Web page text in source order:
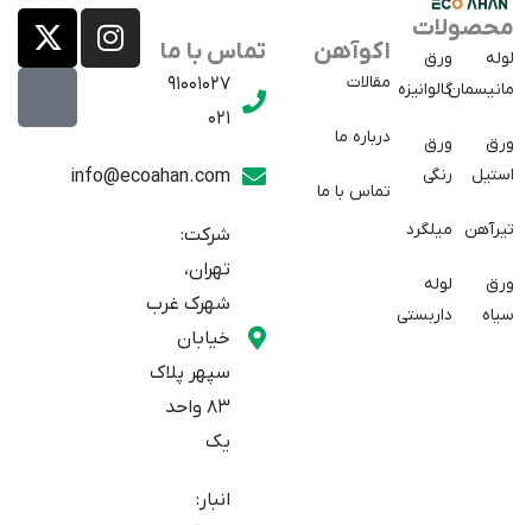
محصولات
لوله
مانیسمان
ورق
استیل
تیرآهن
ورق
سیاه
ورق
گالوانیزه
ورق
رنگی
میلگرد
لوله
داربستی
اکوآهن
مقالات
درباره ما
تماس با ما
تماس با ما
91001027
021
info@ecoahan.com
شرکت:
تهران،
شهرک غرب
خیابان
سپهر پلاک
83 واحد
یک
انبار:
I
n
s
g
X
-
t
i
E
a
p
r